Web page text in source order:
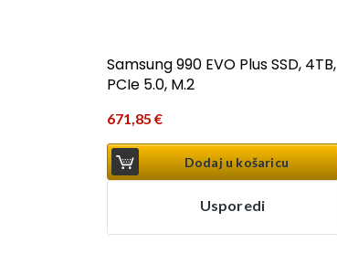
Samsung 990 EVO Plus SSD, 4TB,
PCIe 5.0, M.2
671,85 €
Dodaj u košaricu
Usporedi